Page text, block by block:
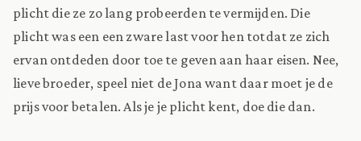
plicht die ze zo lang probeerden te vermijden. Die
plicht was een een zware last voor hen totdat ze zich
ervan ontdeden door toe te geven aan haar eisen. Nee,
lieve broeder, speel niet de Jona want daar moet je de
prijs voor betalen. Als je je plicht kent, doe die dan.